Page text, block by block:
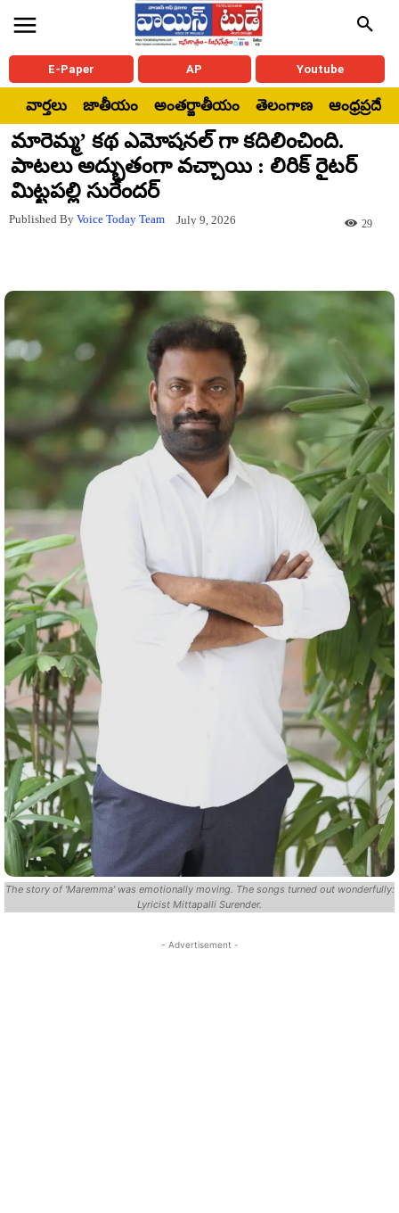
E-Paper AP Youtube
వార్తలు జాతీయం అంతర్జాతీయం తెలంగాణ ఆంధ్రప్రదేశ్
మారెమ్మ’ కథ ఎమోషనల్ గా కదిలించింది.
పాటలు అద్భుతంగా వచ్చాయి : లిరిక్ రైటర్
మిట్టపల్లి సురేందర్
Published By Voice Today Team July 9, 2026 29
The story of 'Maremma' was emotionally moving. The songs turned out wonderfully:
Lyricist Mittapalli Surender.
- Advertisement -